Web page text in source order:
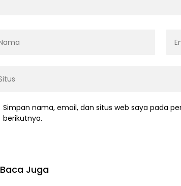
Simpan nama, email, dan situs web saya pada
berikutnya.
Baca Juga